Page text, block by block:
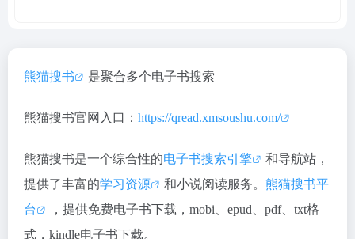
熊猫搜书 是聚合多个电子书搜索
熊猫搜书官网入口： https://qread.xmsoushu.com/
熊猫搜书是一个综合性的电子书搜索引擎
和导航站，
提供了丰富的学习资源 和小说阅读服务。 熊猫搜书平
台
，提供免费电子书下载，mobi、epud、pdf、txt格
式，kindle电子书下载。